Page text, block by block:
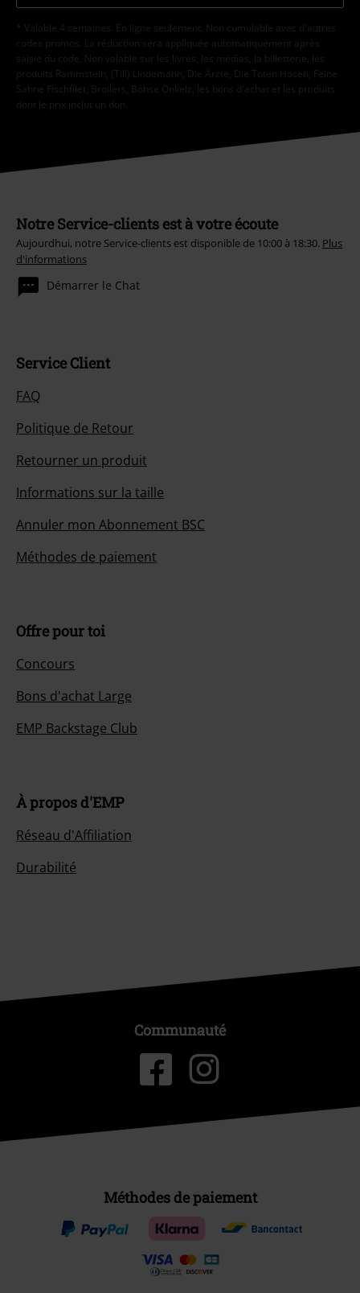
* Valable 4 semaines. En ligne seulement. Non cumulable avec d'autres
codes promos. La réduction sera appliquée automatiquement après
saisie du code. Non valable sur les livres, les médias, la billetterie, les
produits Rammstein, (Till) Lindemann, Die Ärzte, Die Toten Hosen, Feine
Sahne Fischfilet, Broilers, Böhse Onkelz, les bons d'achat et les produits
dont le prix inclut un don.
Notre Service-clients est à votre écoute
Aujourdhui, notre Service-clients est disponible de 10:00 à 18:30. Plus
d'informations
Démarrer le Chat
Service Client
FAQ
Politique de Retour
Retourner un produit
Informations sur la taille
Annuler mon Abonnement BSC
Méthodes de paiement
Offre pour toi
Concours
Bons d'achat Large
EMP Backstage Club
À propos d'EMP
Réseau d'Affiliation
Durabilité
Communauté
Méthodes de paiement